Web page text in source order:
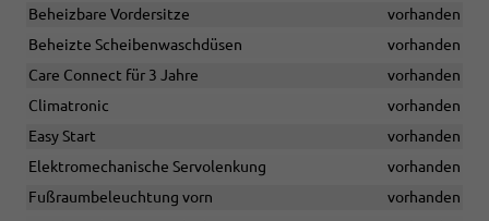
Beheizbare Vordersitze
vorhanden
Beheizte Scheibenwaschdüsen
vorhanden
Care Connect für 3 Jahre
vorhanden
Climatronic
vorhanden
Easy Start
vorhanden
Elektromechanische Servolenkung
vorhanden
Fußraumbeleuchtung vorn
vorhanden